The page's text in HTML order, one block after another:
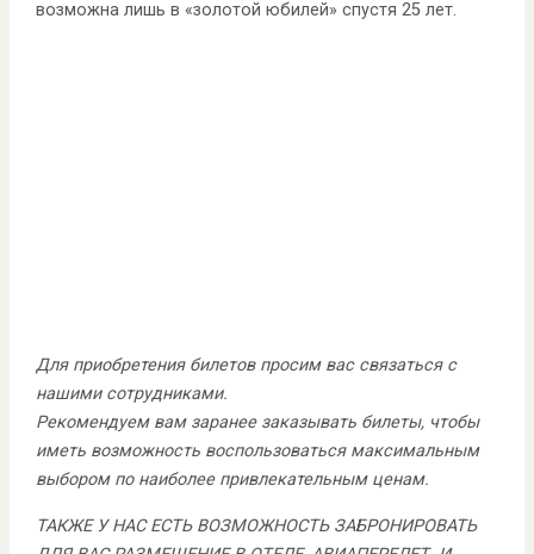
возможна лишь в «золотой юбилей» спустя 25 лет.
Для приобретения билетов просим вас связаться с
нашими сотрудниками.
Рекомендуем вам заранее заказывать билеты, чтобы
иметь возможность воспользоваться максимальным
выбором по наиболее привлекательным ценам.
ТАКЖЕ У НАС ЕСТЬ ВОЗМОЖНОСТЬ ЗАБРОНИРОВАТЬ